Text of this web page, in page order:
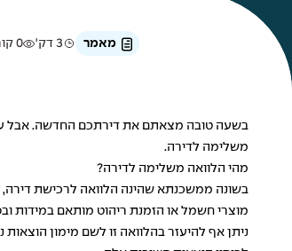
מאמר 3 דק' 0 קוראים
בשעה טובה מצאתם את דירתכם החדשה. אבל
משלימה לדירה.
מהי הלוואה משלימה לדירה?
בשונה ממשכנתא שהינה הלוואה לרכישת דירה,
מוצרי חשמל או הזמנת ריהוט מותאם במידות
ניתן אף להיעזר בהלוואה זו לשם מימון